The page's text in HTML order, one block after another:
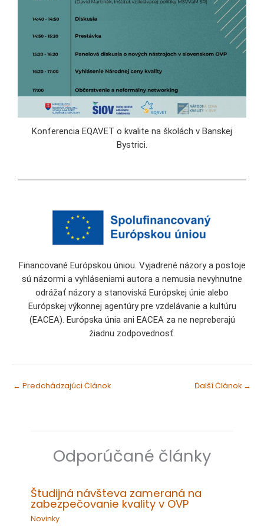
Konferencia EQAVET o kvalite na školách v Banskej
Bystrici.
Financované Európskou úniou. Vyjadrené názory a postoje
sú názormi a vyhláseniami autora a nemusia nevyhnutne
odrážať názory a stanoviská Európskej únie alebo
Európskej výkonnej agentúry pre vzdelávanie a kultúru
(EACEA). Európska únia ani EACEA za ne nepreberajú
žiadnu zodpovednosť.
← Predchádzajúci Článok Ďalší Článok →
Odporúčané články
Študijná návšteva zameraná na
zabezpečovanie kvality v OVP
Novinky